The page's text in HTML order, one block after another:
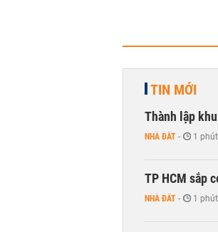
TIN MỚI
Thành lập
NHÀ ĐẤT - 1
TP HCM sắp
NHÀ ĐẤT - 1